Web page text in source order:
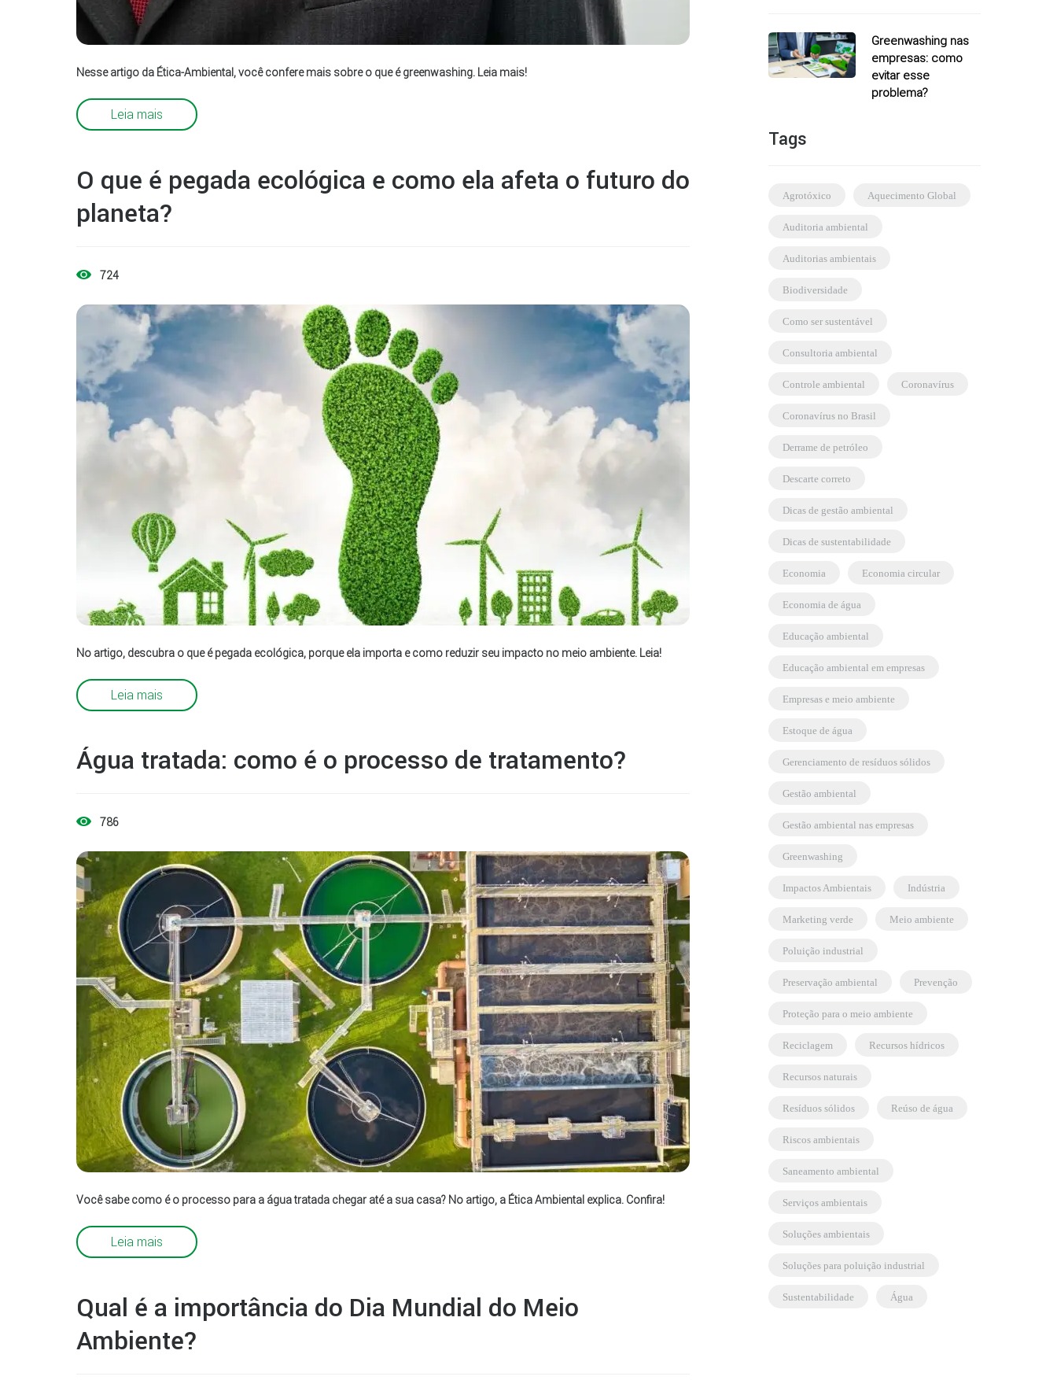
Nesse artigo da Ética-Ambiental, você confere mais sobre o que é greenwashing. Leia mais!
Leia mais
O que é pegada ecológica e como ela afeta o futuro do
planeta?
724
No artigo, descubra o que é pegada ecológica, porque ela importa e como reduzir seu impacto no meio ambiente. Leia!
Leia mais
Água tratada: como é o processo de tratamento?
786
Você sabe como é o processo para a água tratada chegar até a sua casa? No artigo, a Ética Ambiental explica. Confira!
Leia mais
Qual é a importância do Dia Mundial do Meio
Ambiente?
Greenwashing nas
empresas: como
evitar esse
problema?
Tags
agrotóxico Aquecimento Global
auditoria ambiental
auditorias ambientais
biodiversidade
como ser sustentável
consultoria ambiental
controle ambiental coronavírus
coronavírus no Brasil
derrame de petróleo
descarte correto
dicas de gestão ambiental
dicas de sustentabilidade
economia economia circular
economia de água
educação ambiental
educação ambiental em empresas
empresas e meio ambiente
estoque de água
gerenciamento de resíduos sólidos
gestão ambiental
gestão ambiental nas empresas
greenwashing
Impactos Ambientais indústria
marketing verde meio ambiente
poluição industrial
preservação ambiental prevenção
proteção para o meio ambiente
reciclagem recursos hídricos
recursos naturais
resíduos sólidos reúso de água
riscos ambientais
saneamento ambiental
serviços ambientais
soluções ambientais
soluções para poluição industrial
sustentabilidade água